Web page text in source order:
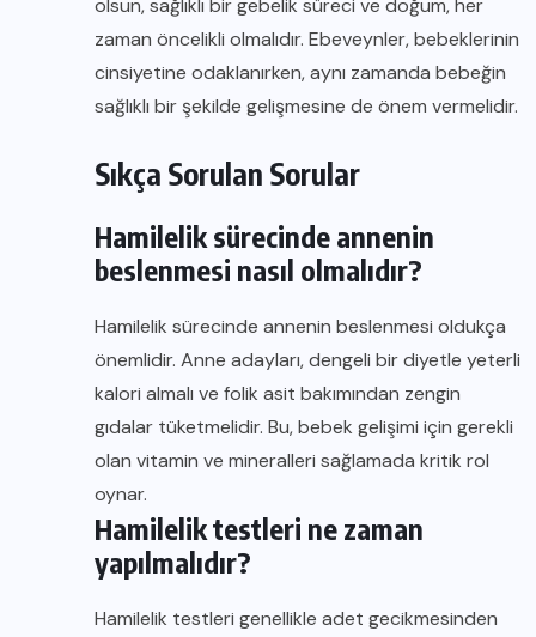
olsun, sağlıklı bir gebelik süreci ve doğum, her
zaman öncelikli olmalıdır. Ebeveynler, bebeklerinin
cinsiyetine odaklanırken, aynı zamanda bebeğin
sağlıklı bir şekilde gelişmesine de önem vermelidir.
Sıkça Sorulan Sorular
Hamilelik sürecinde annenin
beslenmesi nasıl olmalıdır?
Hamilelik sürecinde annenin beslenmesi oldukça
önemlidir. Anne adayları, dengeli bir diyetle yeterli
kalori almalı ve folik asit bakımından zengin
gıdalar tüketmelidir. Bu, bebek gelişimi için gerekli
olan vitamin ve mineralleri sağlamada kritik rol
oynar.
Hamilelik testleri ne zaman
yapılmalıdır?
Hamilelik testleri genellikle adet gecikmesinden